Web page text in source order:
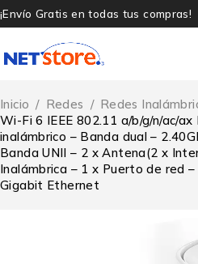
¡Envío Gratis en todas tus compras!
Inicio / Redes / Redes
Wi-Fi 6 IEEE 802.11 a/b/g/n/ac/
inalámbrico – Banda dual –
Banda UNII – 2 x Antena(2 x
Inalámbrica – 1 x Puerto de red
Gigabit Ethernet